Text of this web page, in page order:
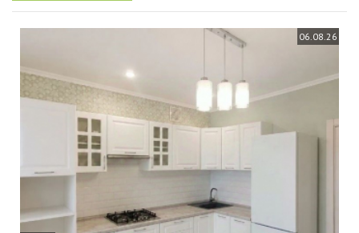
06.08.26